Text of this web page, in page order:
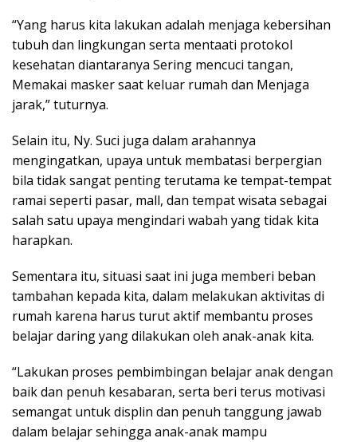
“Yang harus kita lakukan adalah menjaga kebersihan
tubuh dan lingkungan serta mentaati protokol
kesehatan diantaranya Sering mencuci tangan,
Memakai masker saat keluar rumah dan Menjaga
jarak,” tuturnya.
Selain itu, Ny. Suci juga dalam arahannya
mengingatkan, upaya untuk membatasi berpergian
bila tidak sangat penting terutama ke tempat-tempat
ramai seperti pasar, mall, dan tempat wisata sebagai
salah satu upaya mengindari wabah yang tidak kita
harapkan.
Sementara itu, situasi saat ini juga memberi beban
tambahan kepada kita, dalam melakukan aktivitas di
rumah karena harus turut aktif membantu proses
belajar daring yang dilakukan oleh anak-anak kita.
“Lakukan proses pembimbingan belajar anak dengan
baik dan penuh kesabaran, serta beri terus motivasi
semangat untuk displin dan penuh tanggung jawab
dalam belajar sehingga anak-anak mampu